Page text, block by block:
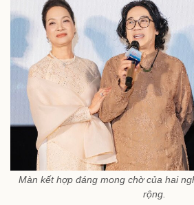
Màn kết hợp đáng mong chờ của hai
rộng.